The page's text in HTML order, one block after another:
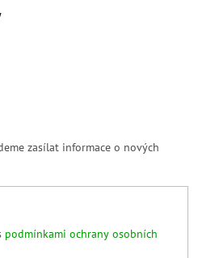
zasílat informace o nových
podmínkami ochrany osobních